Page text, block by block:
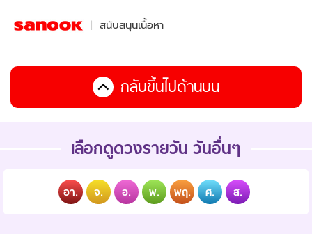
สนับสนุนเนื้อหา
กลับขึ้นไปด้านบน
เลือกดูดวงรายวัน วันอื่นๆ
อา. จ. อ. พ. พฤ. ศ. ส.